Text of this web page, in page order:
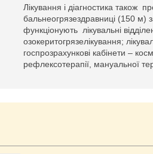
Лікування і діагностика також
бальнеогрязездравниці (150 м)
функціонують лікувальні
озокеритогрязелікування;
госпрозрахункові кабінети –
рефлексотерапії, мануальної